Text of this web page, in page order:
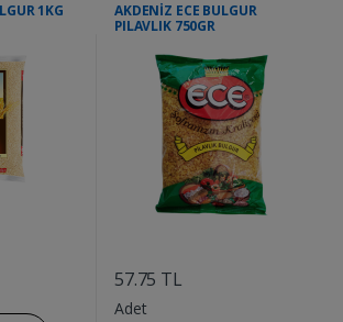
1KG
AKDENİZ ECE BULGUR
PILAVLIK 750GR
57.75 TL
Adet